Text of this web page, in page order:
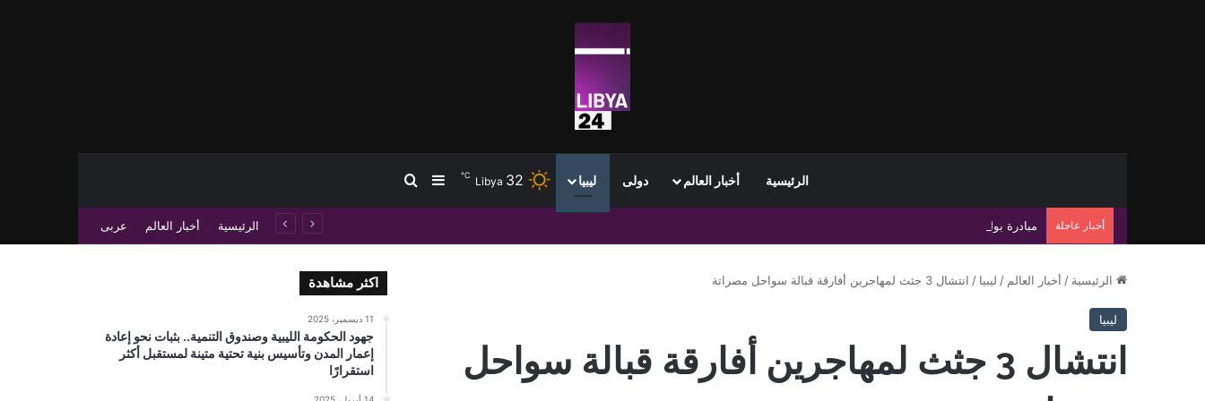
الرئيسية أخبار العالم دولى ليبيا Libya 32
℃ إضافة عمود جانبي
بحث عن
أخبار عاجلة مبادرة بولس تطرح مسارًا جديدًا لإنهاء الانسداد السياسي في ليبيا الرئيسية أخبار العالم عربى
الرئيسية / أخبار العالم / ليبيا / انتشال 3 جثث لمهاجرين أفارقة قبالة سواحل مصراتة
ليبيا
انتشال 3 جثث لمهاجرين أفارقة قبالة سواحل
اكثر مشاهدة
11 ديسمبر، 2025
جهود الحكومة الليبية وصندوق التنمية.. بثبات نحو إعادة
إعمار المدن وتأسيس بنية تحتية متينة لمستقبل أكثر
استقرارًا